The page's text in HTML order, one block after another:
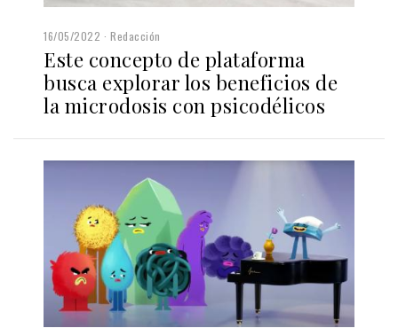
16/05/2022 Redacción
Este concepto de plataforma
busca explorar los beneficios de
la microdosis con psicodélicos